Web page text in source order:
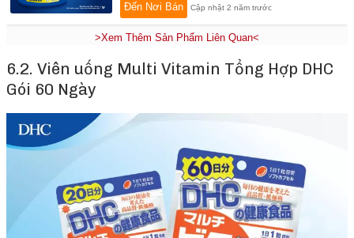
Đến Nơi Bán Cập nhật 2 năm trước
>Xem Thêm Sản Phẩm Liên Quan<
6.2. Viên uống Multi Vitamin Tổng Hợp DHC
Gói 60 Ngày